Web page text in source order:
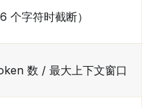
个字符时截断）
数 / 最大上下文窗口